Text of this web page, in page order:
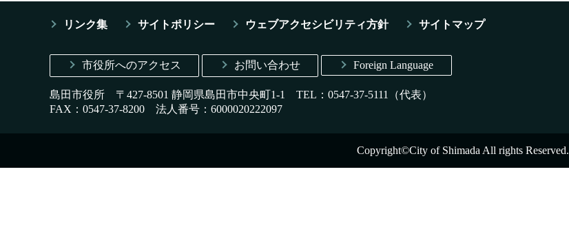
リンク集 サイトポリシー ウェブアクセシビリティ方針 サイトマップ
市役所へのアクセス お問い合わせ Foreign Language
島田市役所 〒427-8501 静岡県島田市中央町1-1 TEL：0547-37-5111（代表）
FAX：0547-37-8200 法人番号：6000020222097
Copyright©City of Shimada All rights Reserved.